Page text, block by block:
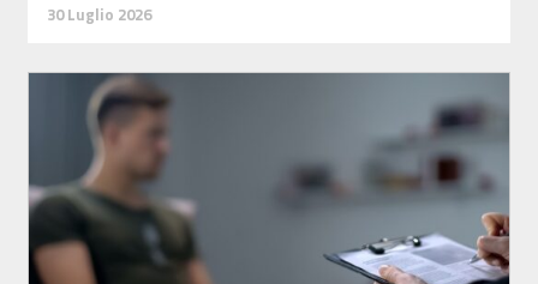
30 Luglio 2026